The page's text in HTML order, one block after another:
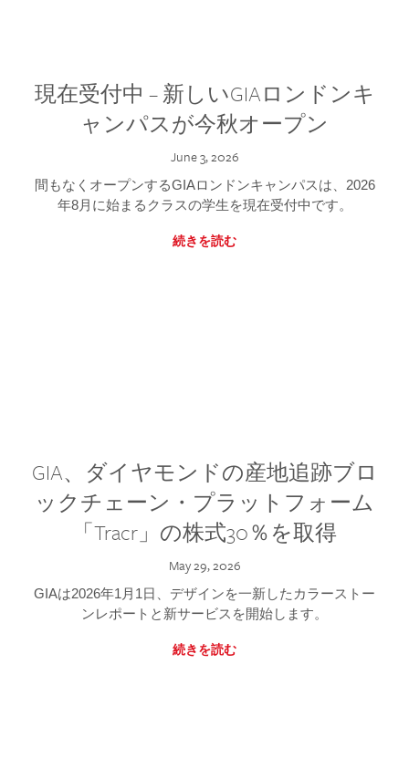
現在受付中 – 新しいGIAロンドンキ
ャンパスが今秋オープン
June 3, 2026
間もなくオープンするGIAロンドンキャンパスは、2026
年8月に始まるクラスの学生を現在受付中です。
続きを読む
GIA、ダイヤモンドの産地追跡ブロ
ックチェーン・プラットフォーム
「Tracr」の株式30％を取得
May 29, 2026
GIAは2026年1月1日、デザインを一新したカラーストー
ンレポートと新サービスを開始します。
続きを読む